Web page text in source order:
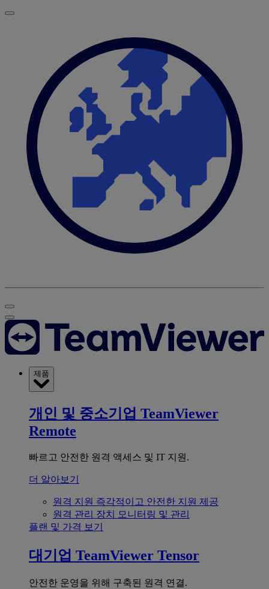
제품
개인 및 중소기업 TeamViewer
Remote
빠르고 안전한 원격 액세스 및 IT 지원.
더 알아보기
원격 지원 즉각적이고 안전한 지원 제공
원격 관리 장치 모니터링 및 관리
플랜 및 가격 보기
대기업 TeamViewer Tensor
안전한 운영을 위해 구축된 원격 연결.